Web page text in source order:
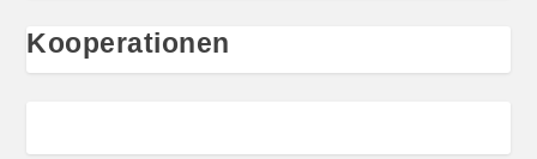
Kooperationen